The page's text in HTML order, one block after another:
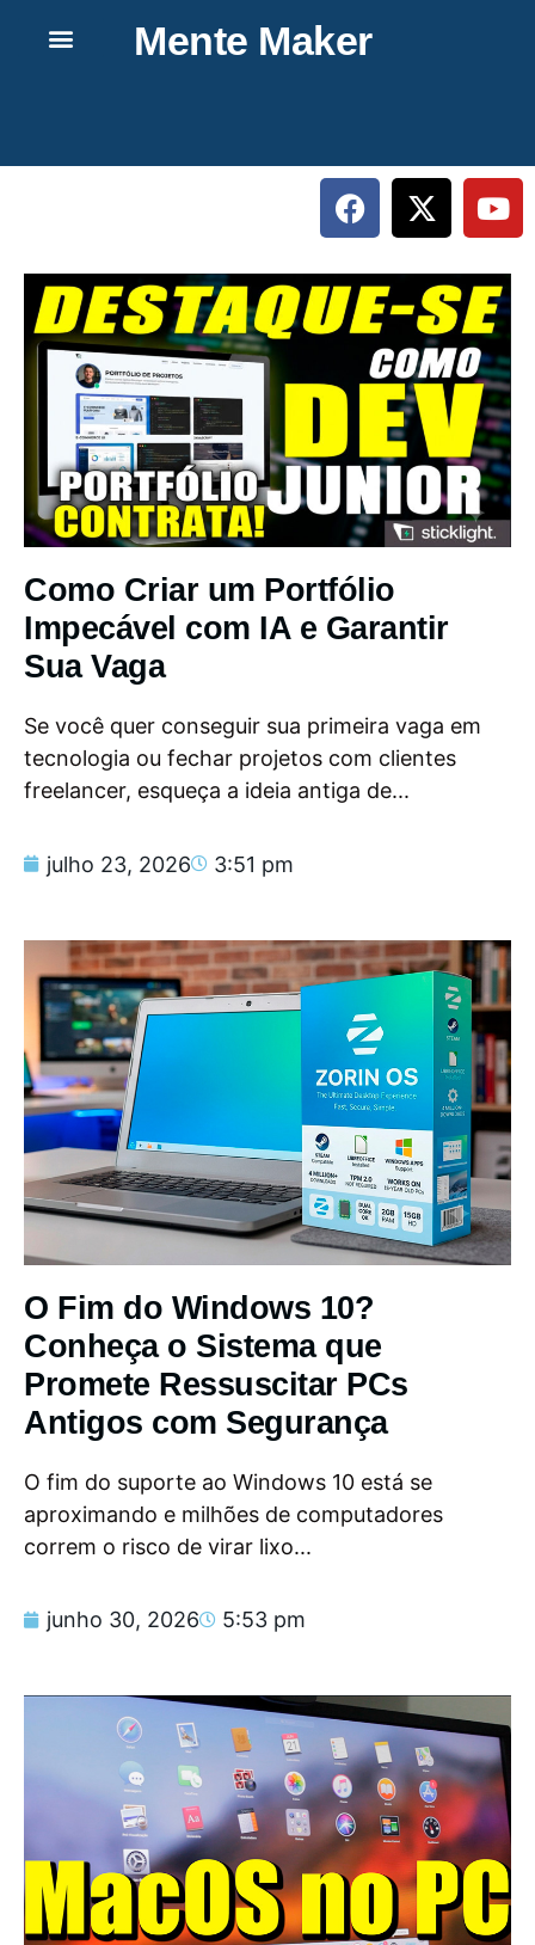
Mente Maker
Como Criar um Portfólio
Impecável com IA e Garantir
Sua Vaga
Se você quer conseguir sua primeira vaga em
tecnologia ou fechar projetos com clientes
freelancer, esqueça a ideia antiga de...
julho 23, 2026 3:51 pm
O Fim do Windows 10?
Conheça o Sistema que
Promete Ressuscitar PCs
Antigos com Segurança
O fim do suporte ao Windows 10 está se
aproximando e milhões de computadores
correm o risco de virar lixo...
junho 30, 2026 5:53 pm